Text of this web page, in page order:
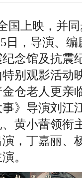
国上映，并
日，导演、
念馆及抗震
别观影活动
仓老人更亲
》导演刘江
黄小蕾领衔
，丁嘉丽、
。